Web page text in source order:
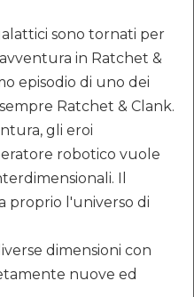
sono tornati per
in Ratchet &
episodio di uno dei
Ratchet & Clank.
gli eroi
robotico vuole
Il
proprio l'universo di
dimensioni con
nuove ed